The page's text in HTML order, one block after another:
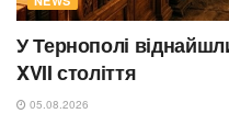
У Тернополі
XVII століття
05.08.2026